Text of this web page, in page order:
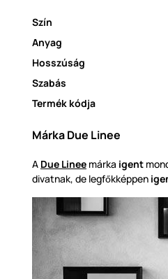
Szín
Anyag
Hosszúság
Szabás
Termék kódja
Márka Due Linee
A Due Linee márka igent
divatnak, de legfőkképpen